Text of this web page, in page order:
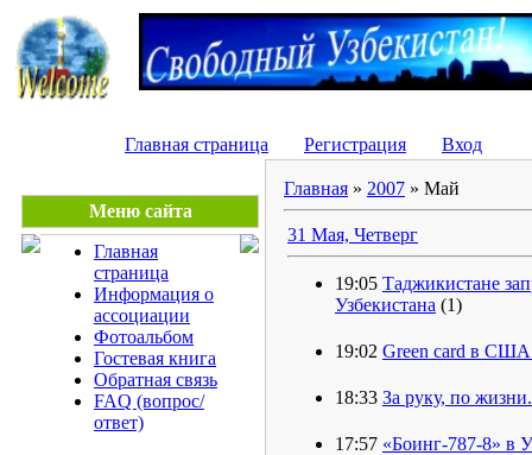
Главная страница Регистрация Вход
Меню сайта
Главная
страница
Информация о
ассоциации
Фотоальбом
Гостевая книга
Обратная связь
FAQ (вопрос/
ответ)
Главная » 2007 » Май
31 Мая, Четверг
19:05 Таджикистане
Узбекистана (1)
19:02 Green card в США
18:33 За руку, по жизни.
17:57 «Боинг-787-8» в